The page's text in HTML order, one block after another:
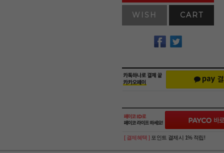
WISH CART
[ 결제혜택 ] 포인트 결제시 1% 적립!